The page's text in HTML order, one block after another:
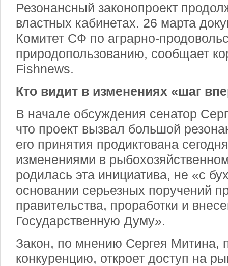
Резонансный законопроект
властных кабинетах. 26 марта
Комитет СФ по аграрно-
природопользованию, сообщает
Fishnews.
Кто видит в изменениях «шаг
В начале обсуждения сенатор
что проект вызвал большой
его принятия продиктована
изменениями в
родилась эта инициатива, не «с
основании серьезных поручений
правительства, проработки и
Государственную Думу».
Закон, по мнению Сергея Митина,
конкуренцию, откроет доступ на